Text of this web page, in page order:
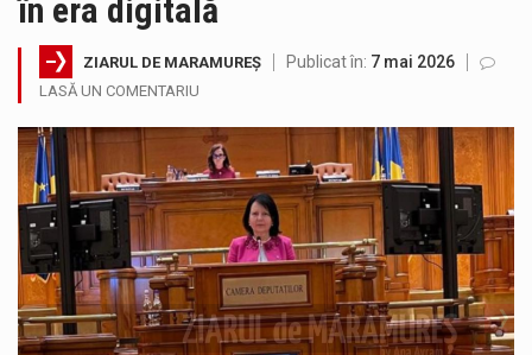
Testarea independentă a sistemului e-Terra, realizată de STS, DNSC și Cyberint, a mai parcurs o rundă de evaluare. Un număr…
Vremea va fi caniculară. Disconfortul termic va fi accentuat, iar indicele temperatură-umezeală (ITU) va depăși pragul critic de 80 de…
A fost finalizat proiectul care prevede un nou spatiu de joacă pentru copiii din localitatea Tulghieș. Primarul comunei Miresu Mare,…
în era digitală
ZIARUL DE MARAMUREȘ Publicat în: 7 mai 2026
LASĂ UN COMENTARIU